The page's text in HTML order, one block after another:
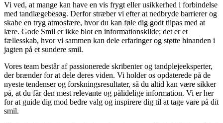
Vi ved, at mange kan have en vis frygt eller usikkerhed i forbindelse
med tandlægebesøg. Derfor stræber vi efter at nedbryde barrierer og
skabe en tryg atmosfære, hvor du kan føle dig godt tilpas med at
lære. Gode Smil er ikke blot en informationskilde; det er et
fællesskab, hvor vi sammen kan dele erfaringer og støtte hinanden i
jagten på et sundere smil.
Vores team består af passionerede skribenter og tandplejeeksperter,
der brænder for at dele deres viden. Vi holder os opdaterede på de
nyeste tendenser og forskningsresultater, så du altid kan være sikker
på, at du får den mest relevante og pålidelige information. Vi er her
for at guide dig mod bedre valg og inspirere dig til at tage vare på dit
smil.